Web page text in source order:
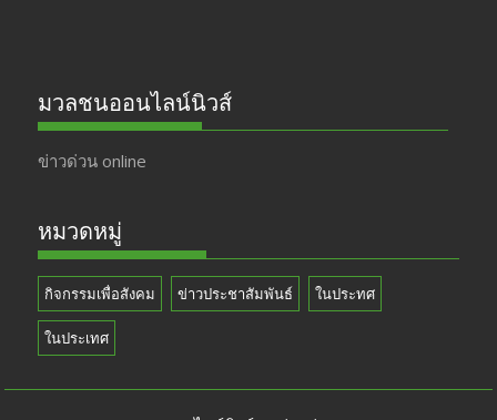
มวลชนออนไลน์นิวส์
ข่าวด่วน online
หมวดหมู่
กิจกรรมเพื่อสังคม ข่าวประชาสัมพันธ์ ในประทศ
ในประเทศ